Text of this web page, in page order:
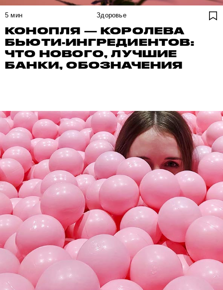
5 мин Здоровье
КОНОПЛЯ — КОРОЛЕВА
БЬЮТИ-ИНГРЕДИЕНТОВ:
ЧТО НОВОГО, ЛУЧШИЕ
БАНКИ, ОБОЗНАЧЕНИЯ